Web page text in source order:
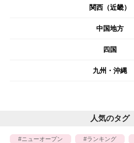
関西（近畿）
中国地方
四国
九州・沖縄
人気のタグ
ニューオープン ランキング